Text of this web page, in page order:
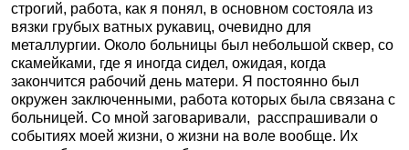
строгий, работа, как я понял, в основном состояла из
вязки грубых ватных рукавиц, очевидно для
металлургии. Около больницы был небольшой сквер, со
скамейками, где я иногда сидел, ожидая, когда
закончится рабочий день матери. Я постоянно был
окружен заключенными, работа которых была связана с
больницей. Со мной заговаривали, расспрашивали о
событиях моей жизни, о жизни на воле вообще. Их